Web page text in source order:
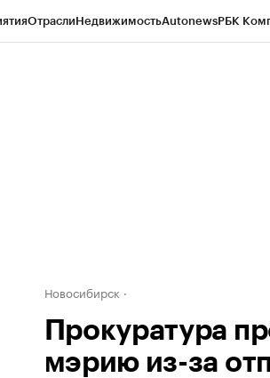
ОтраслиНедвижимостьAutonewsРБК
Новосибирск
Прокуратура
мэрию из-за